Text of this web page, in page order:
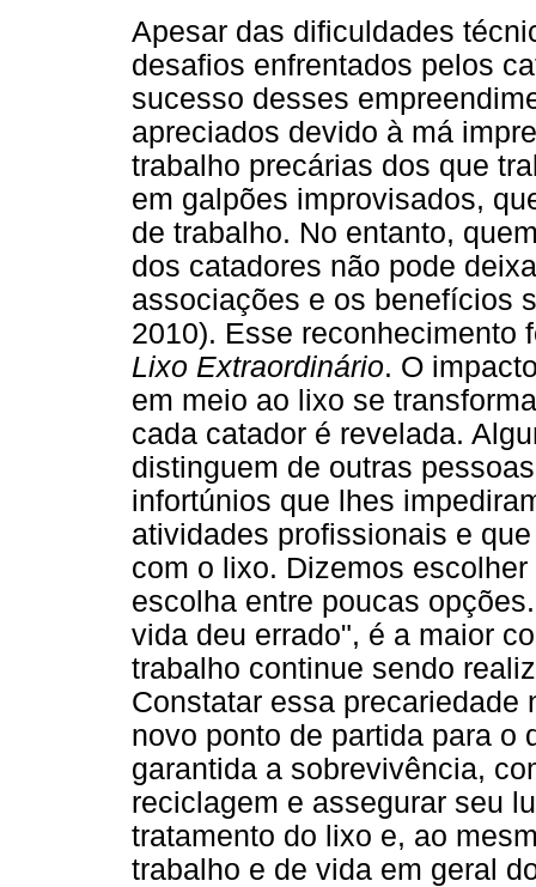
Apesar das dificuldades
desafios enfrentados pelos
sucesso desses
apreciados devido à má
trabalho precárias dos que
em galpões improvisados,
de trabalho. No entanto,
dos catadores não pode
associações e os benefícios
2010). Esse reconhecimento
Lixo Extraordinário. O
em meio ao lixo se
cada catador é revelada.
distinguem de outras
infortúnios que lhes
atividades profissionais e
com o lixo. Dizemos
escolha entre poucas
vida deu errado", é a maior
trabalho continue sendo
Constatar essa precariedade
novo ponto de partida para o
garantida a sobrevivência,
reciclagem e assegurar seu
tratamento do lixo e, ao
trabalho e de vida em geral